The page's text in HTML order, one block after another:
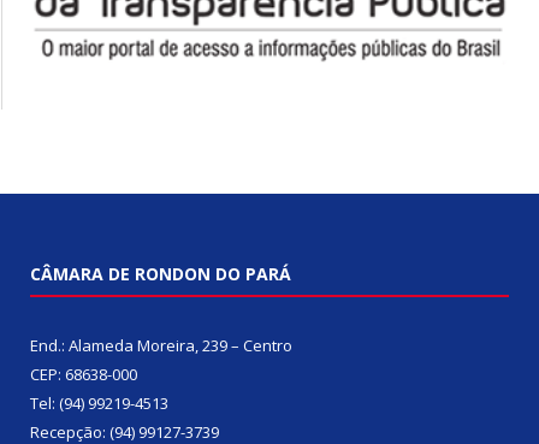
CÂMARA DE RONDON DO PARÁ
End.: Alameda Moreira, 239 – Centro
CEP: 68638-000
Tel: (94) 99219-4513
Recepção: (94) 99127-3739